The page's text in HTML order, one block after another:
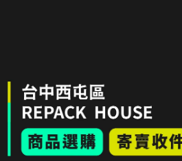
差。
略有差異。
可能延後 1–2 日。